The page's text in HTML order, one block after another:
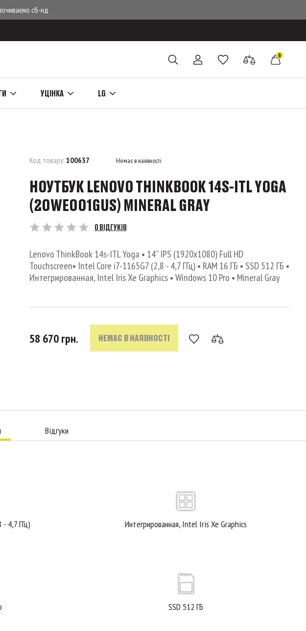
сб-нд
0
УЦІНКА LG
Код товару: 100637 Немає в наявності
НОУТБУК LENOVO THINKBOOK 14S-ITL YOGA
(20WE001GUS) MINERAL GRAY
0 ВІДГУКІВ
Lenovo ThinkBook 14s-ITL Yoga • 14’’ IPS (1920x1080) Full HD
Touchscreen• Intel Core i7-1165G7 (2,8 - 4,7 ГГц) • RAM 16 ГБ • SSD 512 ГБ •
Интегрированная, Intel Iris Xe Graphics • Windows 10 Pro • Mineral Gray
58 670 грн. НЕМАЄ В НАЯВНОСТІ
Відгуки
4,7 ГГц) Интегрированная, Intel Iris Xe Graphics
SSD 512 ГБ